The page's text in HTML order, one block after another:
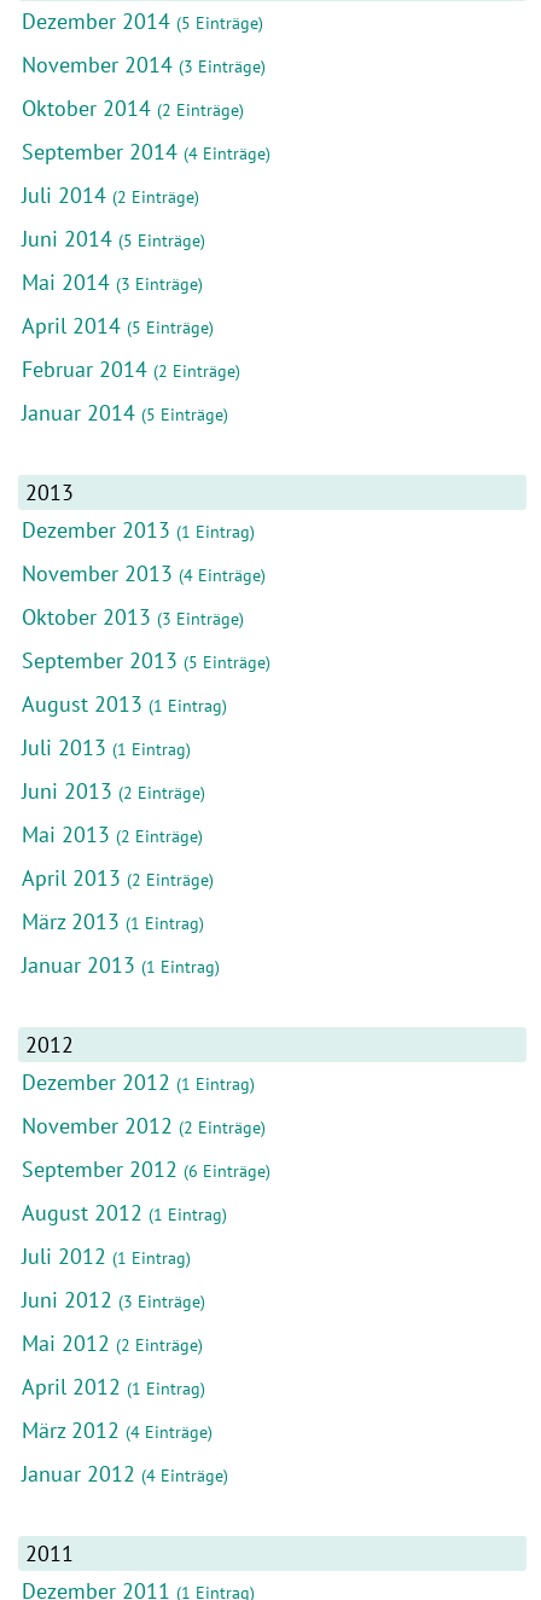
Dezember 2014 (5 Einträge)
November 2014 (3 Einträge)
Oktober 2014 (2 Einträge)
September 2014 (4 Einträge)
Juli 2014 (2 Einträge)
Juni 2014 (5 Einträge)
Mai 2014 (3 Einträge)
April 2014 (5 Einträge)
Februar 2014 (2 Einträge)
Januar 2014 (5 Einträge)
2013
Dezember 2013 (1 Eintrag)
November 2013 (4 Einträge)
Oktober 2013 (3 Einträge)
September 2013 (5 Einträge)
August 2013 (1 Eintrag)
Juli 2013 (1 Eintrag)
Juni 2013 (2 Einträge)
Mai 2013 (2 Einträge)
April 2013 (2 Einträge)
März 2013 (1 Eintrag)
Januar 2013 (1 Eintrag)
2012
Dezember 2012 (1 Eintrag)
November 2012 (2 Einträge)
September 2012 (6 Einträge)
August 2012 (1 Eintrag)
Juli 2012 (1 Eintrag)
Juni 2012 (3 Einträge)
Mai 2012 (2 Einträge)
April 2012 (1 Eintrag)
März 2012 (4 Einträge)
Januar 2012 (4 Einträge)
2011
Dezember 2011 (1 Eintrag)